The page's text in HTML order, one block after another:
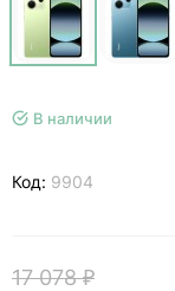
В наличии
Код: 9904
17 078 ₽